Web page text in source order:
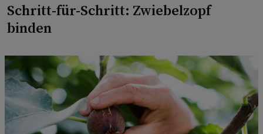
Schritt-für-Schritt: Zwiebelzopf
binden